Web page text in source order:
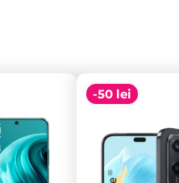
-50 lei